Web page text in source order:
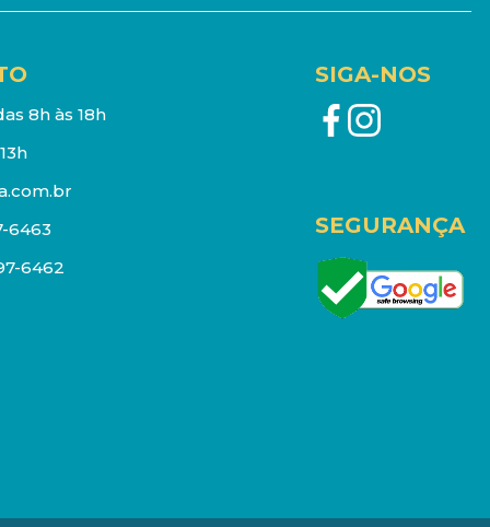
8h às 18h
6463
6462
SIGA-NOS
SEGURANÇA